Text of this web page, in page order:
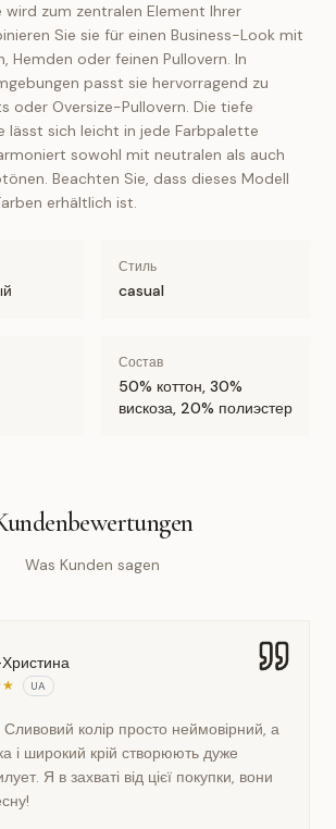
zum zentralen Element Ihrer
Sie sie für einen Business-Look mit
Hemden oder feinen Pullovern. In
passt sie hervorragend zu
oder Oversize-Pullovern. Die tiefe
lässt sich leicht in jede Farbpalette
sowohl mit neutralen als auch
Beachten Sie, dass dieses Modell
erhältlich ist.
Стиль
casual
Состав
50% коттон, 30%
вискоза, 20% полиэстер
Was Kunden sagen
★ UA
Сливовий колір просто неймовірний, а
і широкий крій створюють дуже
Я в захваті від цієї покупки, вони